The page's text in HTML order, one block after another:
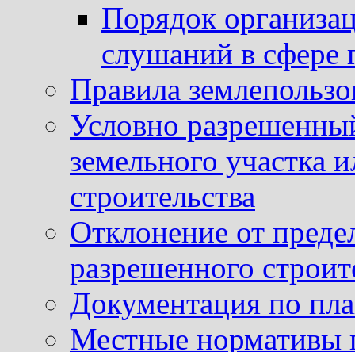
Порядок
слушаний в сфере
Правила
Условно
земельного участка
строительства
Отклонение от
разрешенного
Документация по
Местные нормативы